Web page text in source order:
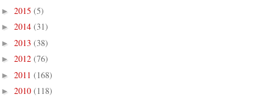
► 2015 (5)
► 2014 (31)
► 2013 (38)
► 2012 (76)
► 2011 (168)
► 2010 (118)